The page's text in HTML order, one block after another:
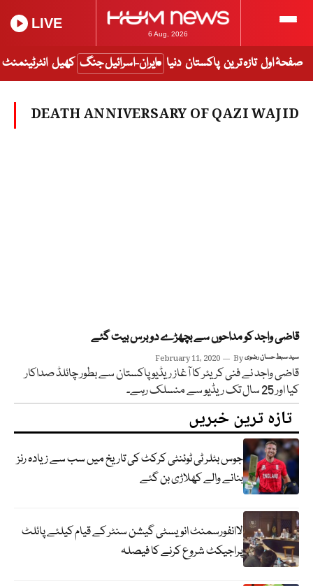
6 Aug, 2026
LIVE
صفحۂ اول تازہ ترین پاکستان دنیا ایران-اسرائیل جنگ کھیل انٹرٹینمنٹ
DEATH ANNIVERSARY OF QAZI WAJID
قاضی واجد کو مداحوں سے بچھڑے دو برس بیت گئے
February 11, 2020 Byسید سبط حسان رضوی
قاضی واجد نے فنی کریئر کا آغاز ریڈیو پاکستان سے بطور چائلڈ صداکار
کیا اور 25 سال تک ریڈیو سے منسلک رہے۔
تازہ ترین خبریں
جوس بٹلر ٹی ٹوئنٹی کرکٹ کی تاریخ میں سب سے زیادہ رنز
بنانے والے کھلاڑی بن گئے
لاانفورسمنٹ انویسٹی گیشن سنٹر کے قیام کیلئے پائلٹ
پراجیکٹ شروع کرنے کا فیصلہ